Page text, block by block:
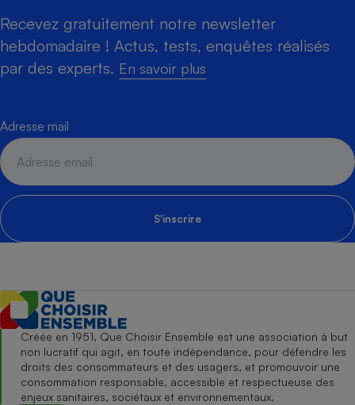
Recevez gratuitement notre newsletter
hebdomadaire ! Actus, tests, enquêtes réalisés
par des experts. En savoir plus
Adresse mail
S'inscrire
Créée en 1951, Que Choisir Ensemble est une association à but
non lucratif qui agit, en toute indépendance, pour défendre les
droits des consommateurs et des usagers, et promouvoir une
consommation responsable, accessible et respectueuse des
enjeux sanitaires, sociétaux et environnementaux.